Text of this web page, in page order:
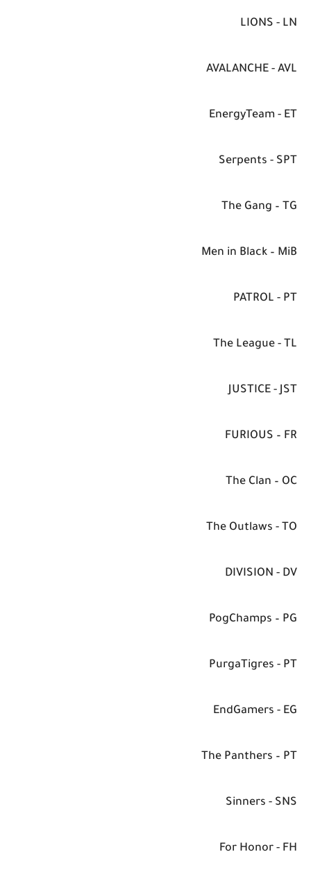
LIONS - LN
AVALANCHE - AVL
EnergyTeam - ET
Serpents - SPT
The Gang – TG
Men in Black – MiB
PATROL - PT
The League - TL
JUSTICE - JST
FURIOUS – FR
The Clan – OC
The Outlaws - TO
DIVISION - DV
PogChamps – PG
PurgaTigres - PT
EndGamers - EG
The Panthers – PT
Sinners - SNS
For Honor - FH